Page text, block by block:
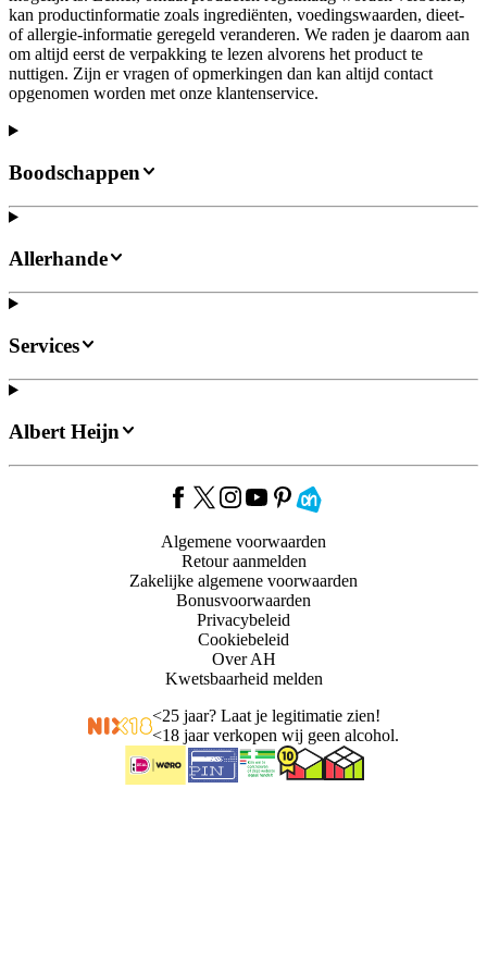
kan productinformatie zoals ingrediënten, voedingswaarden, dieet-
of allergie-informatie geregeld veranderen. We raden je daarom aan
om altijd eerst de verpakking te lezen alvorens het product te
nuttigen. Zijn er vragen of opmerkingen dan kan altijd contact
opgenomen worden met onze klantenservice.
Boodschappen
Allerhande
Services
Albert Heijn
Algemene voorwaarden
Retour aanmelden
Zakelijke algemene voorwaarden
Bonusvoorwaarden
Privacybeleid
Cookiebeleid
Over AH
Kwetsbaarheid melden
<25 jaar? Laat je legitimatie zien!
<18 jaar verkopen wij geen alcohol.